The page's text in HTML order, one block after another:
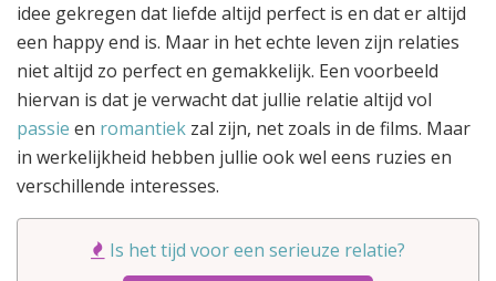
idee gekregen dat liefde altijd perfect is en dat er altijd
een happy end is. Maar in het echte leven zijn relaties
niet altijd zo perfect en gemakkelijk. Een voorbeeld
hiervan is dat je verwacht dat jullie relatie altijd vol
passie en romantiek zal zijn, net zoals in de films. Maar
in werkelijkheid hebben jullie ook wel eens ruzies en
verschillende interesses.
Is het tijd voor een serieuze relatie?